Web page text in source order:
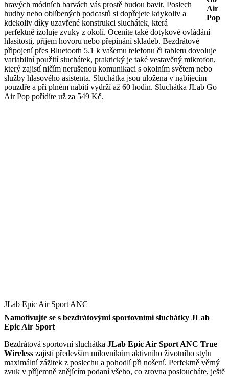
Air
Pop
hravých módních barvách vás prostě budou bavit. Poslech
hudby nebo oblíbených podcastů si dopřejete kdykoliv a
kdekoliv díky uzavřené konstrukci sluchátek, která
perfektně izoluje zvuky z okolí. Oceníte také dotykové ovládání
hlasitosti, příjem hovoru nebo přepínání skladeb. Bezdrátové
připojení přes Bluetooth 5.1 k vašemu telefonu či tabletu dovoluje
variabilní použití sluchátek, praktický je také vestavěný mikrofon,
který zajistí ničím nerušenou komunikaci s okolním světem nebo
služby hlasového asistenta. Sluchátka jsou uložena v nabíjecím
pouzdře a při plném nabití vydrží až 60 hodin. Sluchátka JLab Go
Air Pop pořídíte už za 549 Kč.
JLab Epic Air Sport ANC
Namotivujte se s bezdrátovými sportovními sluchátky JLab
Epic Air Sport
Bezdrátová sportovní sluchátka JLab Epic Air Sport ANC True
Wireless zajistí především milovníkům aktivního životního stylu
maximální zážitek z poslechu a pohodlí při nošení. Perfektně věrný
zvuk v příjemně znějícím podaní všeho, co zrovna posloucháte, ještě